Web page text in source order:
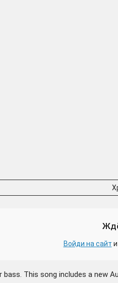
Войди на сайт
bass. This song includes a new